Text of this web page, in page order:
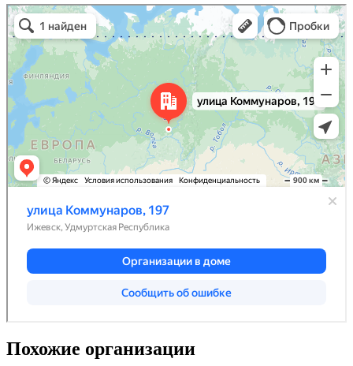
Похожие организации